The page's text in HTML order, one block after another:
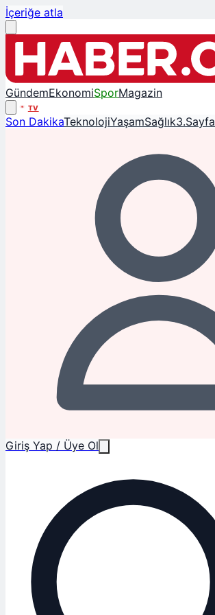
İçeriğe atla
GündemEkonomiSporMagazin
TV
Son DakikaTeknolojiYaşamSağlık3.Sayfa
Giriş Yap / Üye Ol